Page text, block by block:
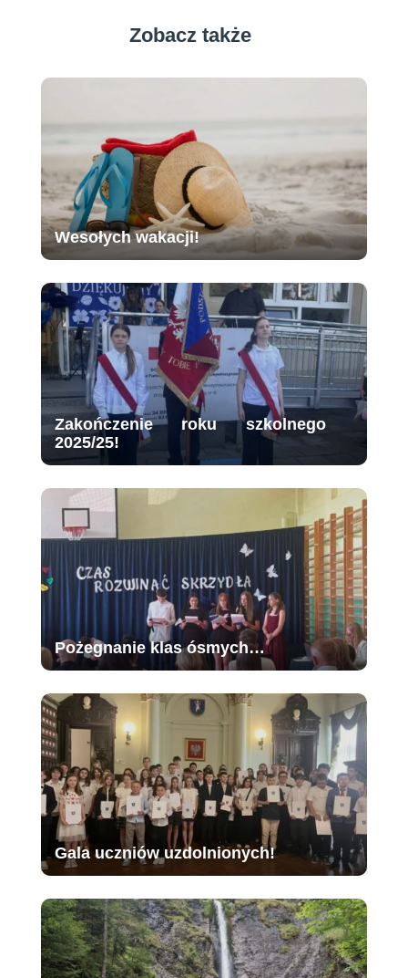
Zobacz także
Wesołych wakacji!
Zakończenie roku szkolnego
2025/25!
Pożegnanie klas ósmych…
Gala uczniów uzdolnionych!